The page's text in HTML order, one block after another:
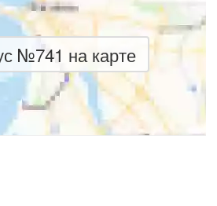
№741 на карте